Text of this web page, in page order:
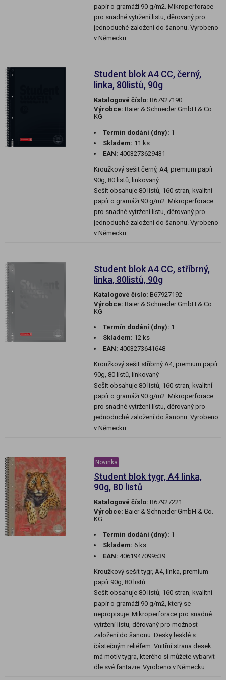
papír o gramáži 90 g/m2. Mikroperforace
pro snadné vytržení listu, děrovaný pro
jednoduché založení do šanonu. Vyrobeno
v Německu.
Student blok A4 CC, černý,
linka, 80listů, 90g
Katalogové číslo: B67927190
Výrobce: Baier & Schneider GmbH & Co.
KG
Termín dodání (dny): 1
Skladem: 11 ks
EAN: 4003273629431
Kroužkový sešit černý, A4, premium papír
90g, 80 listů, linkovaný
Sešit obsahuje 80 listů, 160 stran, kvalitní
papír o gramáži 90 g/m2. Mikroperforace
pro snadné vytržení listu, děrovaný pro
jednoduché založení do šanonu. Vyrobeno
v Německu.
Student blok A4 CC, stříbrný,
linka, 80listů, 90g
Katalogové číslo: B67927192
Výrobce: Baier & Schneider GmbH & Co.
KG
Termín dodání (dny): 1
Skladem: 12 ks
EAN: 4003273641648
Kroužkový sešit stříbrný A4, premium papír
90g, 80 listů, linkovaný
Sešit obsahuje 80 listů, 160 stran, kvalitní
papír o gramáži 90 g/m2. Mikroperforace
pro snadné vytržení listu, děrovaný pro
jednoduché založení do šanonu. Vyrobeno
v Německu.
Novinka
Student blok tygr, A4 linka,
90g, 80 listů
Katalogové číslo: B67927221
Výrobce: Baier & Schneider GmbH & Co.
KG
Termín dodání (dny): 1
Skladem: 6 ks
EAN: 4061947099539
Kroužkový sešit tygr, A4, linka, premium
papír 90g, 80 listů
Sešit obsahuje 80 listů, 160 stran, kvalitní
papír o gramáži 90 g/m2, který se
nepropisuje. Mikroperforace pro snadné
vytržení listu, děrovaný pro možnost
založení do šanonu. Desky lesklé s
částečným reliéfem. Vnitřní strana desek
má motiv tygra, kterého si můžete vybarvit
dle své fantazie. Vyrobeno v Německu.